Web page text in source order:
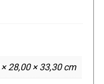
28,00 × 33,30 cm